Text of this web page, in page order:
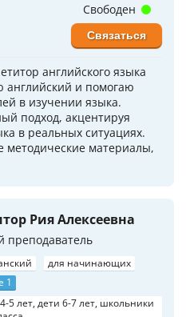
английского языка
и помогаю
в изучении языка.
подход, акцентируя
в реальных ситуациях.
методические материалы,
Свободен
Связаться
Рия Алексеевна
преподаватель
для начинающих
1
5 лет, дети 6-7 лет, школьники